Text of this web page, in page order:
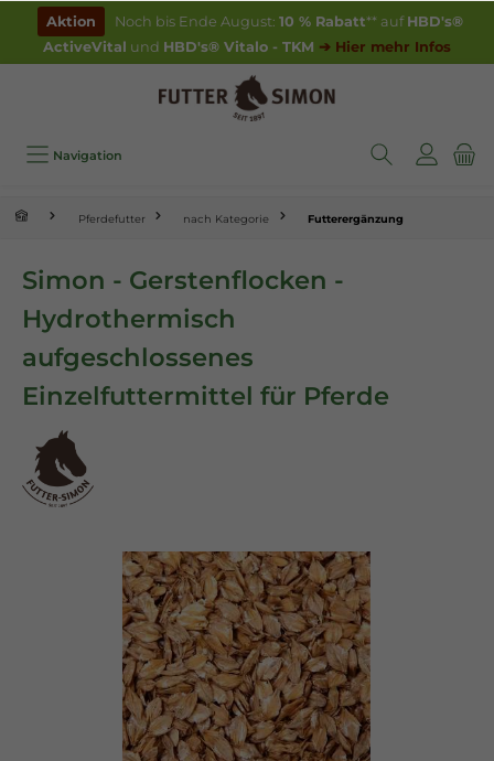
springen
Aktion Noch bis Ende August: 10 % Rabatt** auf HBD's®
ActiveVital und HBD's® Vitalo - TKM ➔ Hier mehr Infos
Navigation
Pferdefutter nach Kategorie Futterergänzung
Simon - Gerstenflocken -
Hydrothermisch
aufgeschlossenes
Einzelfuttermittel für Pferde